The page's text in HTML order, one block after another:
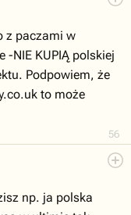
56
z paczami w
-NIE KUPIĄ polskiej
Podpowiem, że
to może
np. ja polska